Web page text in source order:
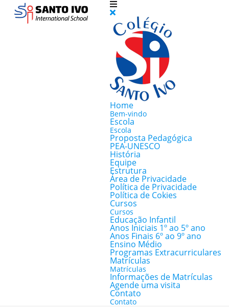
Home
Bem-vindo
Escola
Escola
Proposta Pedagógica
PEA-UNESCO
História
Equipe
Estrutura
Área de Privacidade
Política de Privacidade
Política de Cokies
Cursos
Cursos
Educação Infantil
Anos Iniciais 1º ao 5º ano
Anos Finais 6º ao 9º ano
Ensino Médio
Programas Extracurriculares
Matrículas
Matrículas
Informações de Matrículas
Agende uma visita
Contato
Contato